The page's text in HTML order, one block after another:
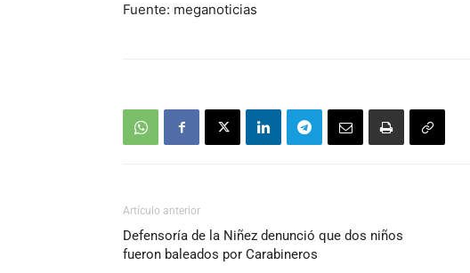
Fuente: meganoticias
Artículo anterior
Defensoría de la Niñez denunció que dos niños
fueron baleados por Carabineros